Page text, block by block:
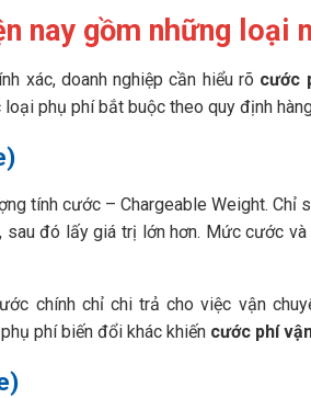
nay gồm những loại
xác, doanh nghiệp cần hiểu rõ cước
phụ phí bắt buộc theo quy định
tính cước – Chargeable Weight. Chỉ
đó lấy giá trị lớn hơn. Mức cước
chính chỉ chi trả cho việc vận
phí biến đổi khác khiến cước phí